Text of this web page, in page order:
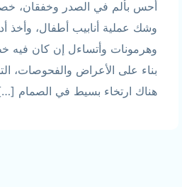
أحس بألم في الصدر وخفقان،
وشك عملية أنابيب أطفال، وأخذ
وهرمونات وأتساءل إن كان فيه
بناء على الأعراض والفحوصات،
هناك ارتخاء بسيط في الصمام